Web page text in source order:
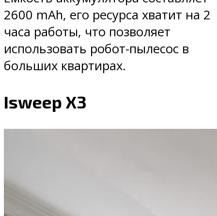
2600 mAh, его ресурса хватит на 2
часа работы, что позволяет
использовать робот-пылесос в
больших квартирах.
Isweep X3